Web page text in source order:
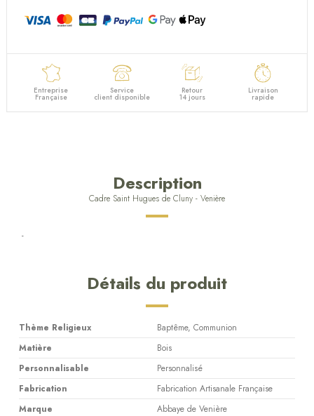
Entreprise
Française
Service
client disponible
Retour
14 jours
Livraison
rapide
Description
Cadre Saint Hugues de Cluny - Venière
-
Détails du produit
Thème Religieux
Baptême, Communion
Matière
Bois
Personnalisable
Personnalisé
Fabrication
Fabrication Artisanale Française
Marque
Abbaye de Venière